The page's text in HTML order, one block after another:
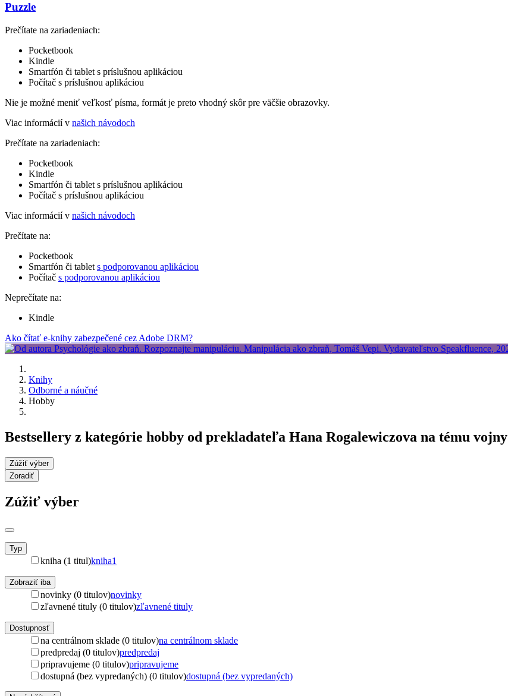
Puzzle
Prečítate na zariadeniach:
Pocketbook
Kindle
Smartfón či tablet s príslušnou aplikáciou
Počítač s príslušnou aplikáciou
Nie je možné meniť veľkosť písma, formát je preto vhodný skôr pre väčšie obrazovky.
Viac informácií v našich návodoch
Prečítate na zariadeniach:
Pocketbook
Kindle
Smartfón či tablet s príslušnou aplikáciou
Počítač s príslušnou aplikáciou
Viac informácií v našich návodoch
Prečítate na:
Pocketbook
Smartfón či tablet s podporovanou aplikáciou
Počítač s podporovanou aplikáciou
Neprečítate na:
Kindle
Ako čítať e-knihy zabezpečené cez Adobe DRM?
Knihy
Odborné a náučné
Hobby
Bestsellery z kategórie hobby od prekladateľa Hana Rogalewiczova na tému vojny
Zúžiť výber
Zoradiť
Zúžiť výber
Typ
kniha (1 titul)kniha1
Zobraziť iba
novinky (0 titulov)novinky
zľavnené tituly (0 titulov)zľavnené tituly
Dostupnosť
na centrálnom sklade (0 titulov)na centrálnom sklade
predpredaj (0 titulov)predpredaj
pripravujeme (0 titulov)pripravujeme
dostupná (bez vypredaných) (0 titulov)dostupná (bez vypredaných)